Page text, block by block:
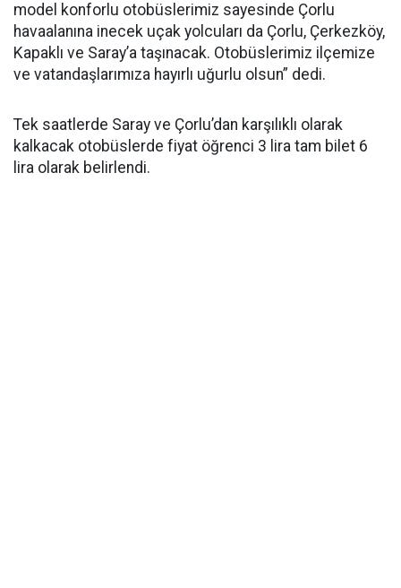
model konforlu otobüslerimiz sayesinde Çorlu
havaalanına inecek uçak yolcuları da Çorlu, Çerkezköy,
Kapaklı ve Saray’a taşınacak. Otobüslerimiz ilçemize
ve vatandaşlarımıza hayırlı uğurlu olsun” dedi.
Tek saatlerde Saray ve Çorlu’dan karşılıklı olarak
kalkacak otobüslerde fiyat öğrenci 3 lira tam bilet 6
lira olarak belirlendi.